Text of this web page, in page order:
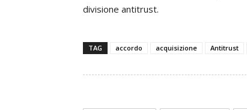
divisione antitrust.
TAG accordo acquisizione Antitrust